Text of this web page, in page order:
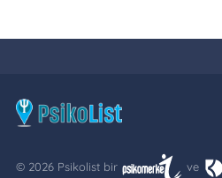
© 2026 Psikolist bir ve